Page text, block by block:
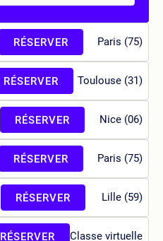
Paris (75)
RÉSERVER
Toulouse (31)
RÉSERVER
Nice (06)
RÉSERVER
Paris (75)
RÉSERVER
Lille (59)
RÉSERVER
Classe virtuelle
RÉSERVER